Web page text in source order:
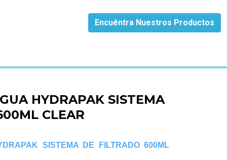
Encuéntra Nuestros Productos
HYDRAPAK SISTEMA
CLEAR
SISTEMA DE FILTRADO 600ML